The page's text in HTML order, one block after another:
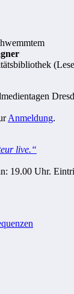
Anmeldung.
live.“
19.00 Uhr.